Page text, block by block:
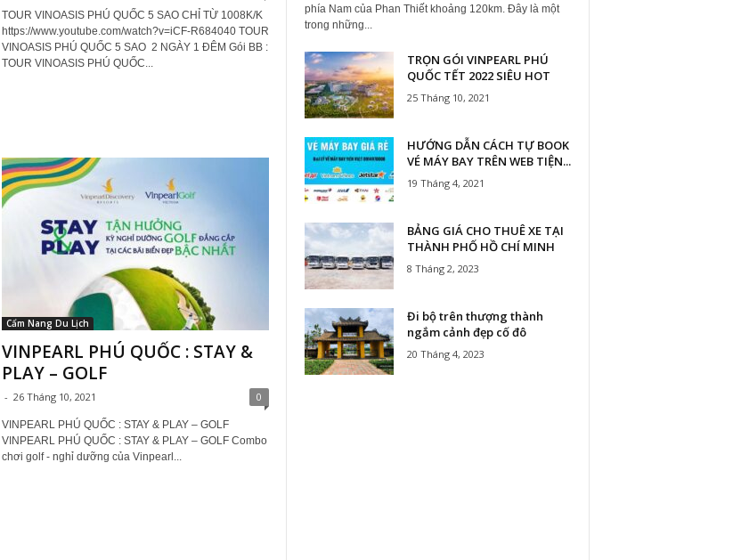
TOUR VINOASIS PHÚ QUỐC 5 SAO CHỈ TỪ 1008K/K
https://www.youtube.com/watch?v=iCF-R684040 TOUR
VINOASIS PHÚ QUỐC 5 SAO 2 NGÀY 1 ĐÊM Gói BB :
TOUR VINOASIS PHÚ QUỐC...
Cẩm Nang Du Lịch
VINPEARL PHÚ QUỐC : STAY &
PLAY – GOLF
- 26 Tháng 10, 2021 0
VINPEARL PHÚ QUỐC : STAY & PLAY – GOLF
VINPEARL PHÚ QUỐC : STAY & PLAY – GOLF Combo
chơi golf - nghỉ dưỡng của Vinpearl...
phía Nam của Phan Thiết khoảng 120km. Đây là một
trong những...
TRỌN GÓI VINPEARL PHÚ
QUỐC TẾT 2022 SIÊU HOT
25 Tháng 10, 2021
HƯỚNG DẪN CÁCH TỰ BOOK
VÉ MÁY BAY TRÊN WEB TIỆN...
19 Tháng 4, 2021
BẢNG GIÁ CHO THUÊ XE TẠI
THÀNH PHỐ HỒ CHÍ MINH
8 Tháng 2, 2023
Đi bộ trên thượng thành
ngắm cảnh đẹp cố đô
20 Tháng 4, 2023